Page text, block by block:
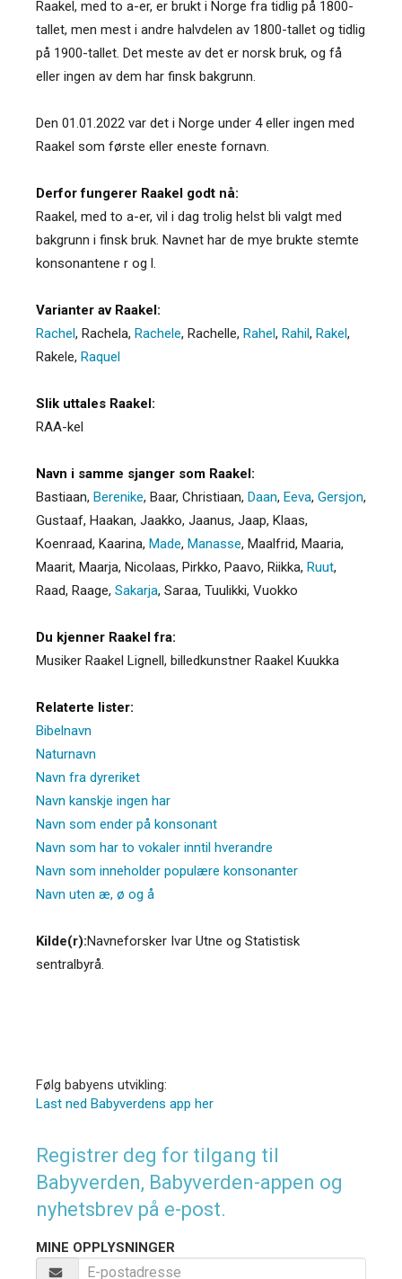
Raakel, med to a-er, er brukt i Norge fra tidlig på 1800-
tallet, men mest i andre halvdelen av 1800-tallet og tidlig
på 1900-tallet. Det meste av det er norsk bruk, og få
eller ingen av dem har finsk bakgrunn.
Den 01.01.2022 var det i Norge under 4 eller ingen med
Raakel som første eller eneste fornavn.
Derfor fungerer Raakel godt nå:
Raakel, med to a-er, vil i dag trolig helst bli valgt med
bakgrunn i finsk bruk. Navnet har de mye brukte stemte
konsonantene r og l.
Varianter av Raakel:
Rachel, Rachela, Rachele, Rachelle, Rahel, Rahil, Rakel,
Rakele, Raquel
Slik uttales Raakel:
RAA-kel
Navn i samme sjanger som Raakel:
Bastiaan, Berenike, Baar, Christiaan, Daan, Eeva, Gersjon,
Gustaaf, Haakan, Jaakko, Jaanus, Jaap, Klaas,
Koenraad, Kaarina, Made, Manasse, Maalfrid, Maaria,
Maarit, Maarja, Nicolaas, Pirkko, Paavo, Riikka, Ruut,
Raad, Raage, Sakarja, Saraa, Tuulikki, Vuokko
Du kjenner Raakel fra:
Musiker Raakel Lignell, billedkunstner Raakel Kuukka
Relaterte lister:
Bibelnavn
Naturnavn
Navn fra dyreriket
Navn kanskje ingen har
Navn som ender på konsonant
Navn som har to vokaler inntil hverandre
Navn som inneholder populære konsonanter
Navn uten æ, ø og å
Kilde(r):Navneforsker Ivar Utne og Statistisk
sentralbyrå.
Følg babyens utvikling:
Last ned Babyverdens app her
Registrer deg for tilgang til
Babyverden, Babyverden-appen og
nyhetsbrev på e-post.
MINE OPPLYSNINGER